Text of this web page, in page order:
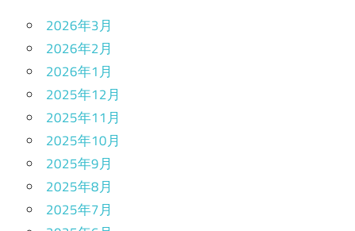
2026年3月
2026年2月
2026年1月
2025年12月
2025年11月
2025年10月
2025年9月
2025年8月
2025年7月